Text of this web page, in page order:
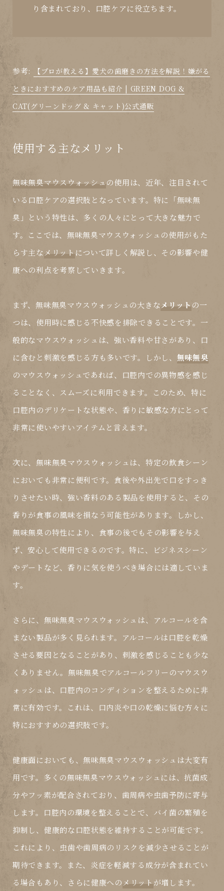
り含まれており、口腔ケアに役立ちます。
参考:
【プロが教える】愛犬の歯磨きの方法を解説！嫌がる
ときにおすすめのケア用品も紹介 | GREEN DOG &
CAT(グリーンドッグ & キャット)公式通販
使用する主なメリット
無味無臭マウスウォッシュの使用は、近年、注目されて
いる口腔ケアの選択肢となっています。特に「無味無
臭」という特性は、多くの人々にとって大きな魅力で
す。ここでは、無味無臭マウスウォッシュの使用がもた
らす主な メリット について詳しく解説し、その影響や健
康への利点を考察していきます。
まず、無味無臭マウスウォッシュの大きな メリット の一
つは、使用時に感じる不快感を排除できることです。一
般的なマウスウォッシュは、強い香料や甘さがあり、口
に含むと刺激を感じる方も多いです。しかし、 無味無臭
のマウスウォッシュであれば、口腔内での異物感を感じ
ることなく、スムーズに利用できます。このため、特に
口腔内のデリケートな状態や、香りに敏感な方にとって
非常に使いやすいアイテムと言えます。
次に、無味無臭マウスウォッシュは、特定の飲食シーン
においても非常に便利です。食後や外出先で口をすっき
りさせたい時、強い香料のある製品を使用すると、その
香りが食事の風味を損なう可能性があります。しかし、
無味無臭の特性により、食事の後でもその影響を与え
ず、安心して使用できるのです。特に、ビジネスシーン
やデートなど、香りに気を使うべき場合には適していま
す。
さらに、無味無臭マウスウォッシュは、アルコールを含
まない製品が多く見られます。アルコールは口腔を乾燥
させる要因となることがあり、刺激を感じることも少な
くありません。無味無臭でアルコールフリーのマウスウ
ォッシュは、口腔内のコンディションを整えるために非
常に有効です。これは、口内炎や口の乾燥に悩む方々に
特におすすめの選択肢です。
健康面においても、無味無臭マウスウォッシュは大変有
用です。多くの無味無臭マウスウォッシュには、抗菌成
分やフッ素が配合されており、歯周病や虫歯予防に寄与
します。口腔内の環境を整えることで、バイ菌の繁殖を
抑制し、健康的な口腔状態を維持することが可能です。
これにより、虫歯や歯周病のリスクを減少させることが
期待できます。また、炎症を軽減する成分が含まれてい
る場合もあり、さらに健康への メリット が増します。